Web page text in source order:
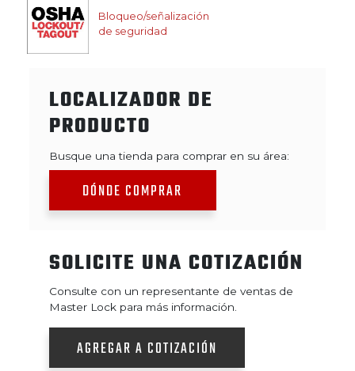
Bloqueo/señalización
de seguridad
LOCALIZADOR DE
PRODUCTO
Busque una tienda para comprar en su área:
DÓNDE COMPRAR
SOLICITE UNA COTIZACIÓN
Consulte con un representante de ventas de
Master Lock para más información.
AGREGAR A COTIZACIÓN